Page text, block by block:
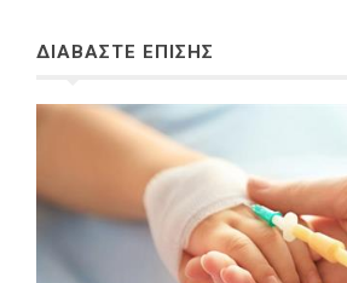
ΔΙΑΒΑΣΤΕ ΕΠΙΣΗΣ